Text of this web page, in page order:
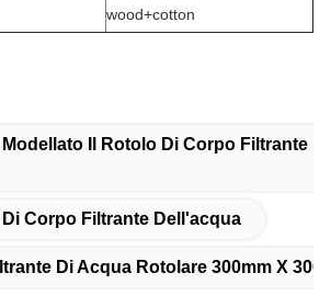
wood+cotton
Modellato Il Rotolo Di Corpo Filtrante
Di Corpo Filtrante Dell'acqua
Di Acqua Rotolare 300mm X